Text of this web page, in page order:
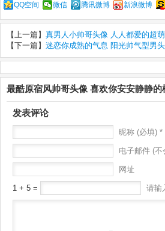
QQ空间 微信 腾讯微博 新浪微博
【上一篇】 真男人小帅哥头像 人人都爱的超
【下一篇】 迷恋你成熟的气息 阳光帅气型男
最酷原宿风帅哥头像 喜欢你安安静静的
发表评论
昵称 (必填) *
电子邮件 (
网址
1 + 5 = 请输